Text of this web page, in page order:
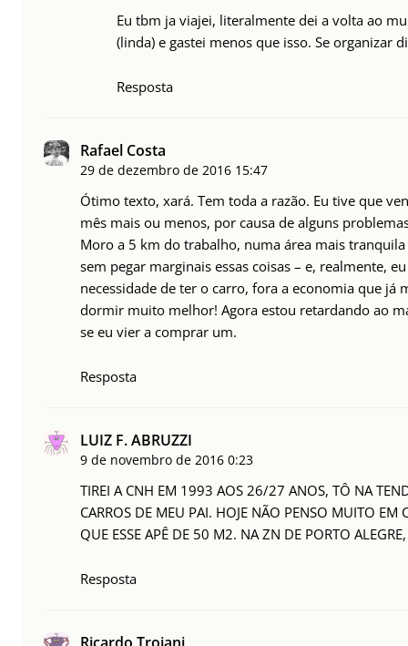
Eu tbm ja viajei, literalmente dei a volta ao
(linda) e gastei menos que isso. Se organizar
Resposta
Rafael Costa
29 de dezembro de 2016 15:47
Ótimo texto, xará. Tem toda a razão. Eu tive que
mês mais ou menos, por causa de alguns
Moro a 5 km do trabalho, numa área mais
sem pegar marginais essas coisas – e, realmente,
necessidade de ter o carro, fora a economia que já
dormir muito melhor! Agora estou retardando ao
se eu vier a comprar um.
Resposta
LUIZ F. ABRUZZI
9 de novembro de 2016 0:23
TIREI A CNH EM 1993 AOS 26/27 ANOS, TÔ NA
CARROS DE MEU PAI. HOJE NÃO PENSO MUITO EM
QUE ESSE APÊ DE 50 M2. NA ZN DE PORTO
Resposta